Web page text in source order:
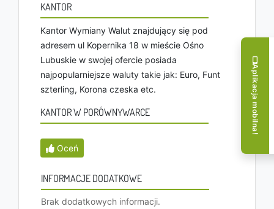
KANTOR
Kantor Wymiany Walut znajdujący się pod
adresem ul Kopernika 18 w mieście Ośno
Lubuskie w swojej ofercie posiada
najpopularniejsze waluty takie jak: Euro, Funt
szterling, Korona czeska etc.
KANTOR W PORÓWNYWARCE
Oceń
INFORMACJE DODATKOWE
Brak dodatkowych informacji.
Aplikacja mobilna!